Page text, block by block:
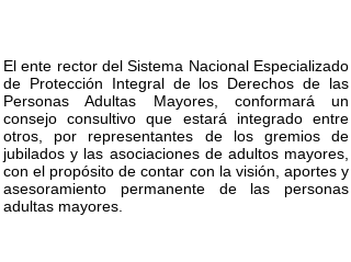
El ente rector del Sistema Nacional Especializado
de Protección Integral de los Derechos de las
Personas Adultas Mayores, conformará un
consejo consultivo que estará integrado entre
otros, por representantes de los gremios de
jubilados y las asociaciones de adultos mayores,
con el propósito de contar con la visión, aportes y
asesoramiento permanente de las personas
adultas mayores.